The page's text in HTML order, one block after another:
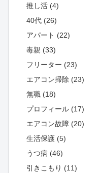
推し活 (4)
40代 (26)
アパート (22)
毒親 (33)
フリーター (23)
エアコン掃除 (23)
無職 (18)
プロフィール (17)
エアコン故障 (20)
生活保護 (5)
うつ病 (46)
引きこもり (11)